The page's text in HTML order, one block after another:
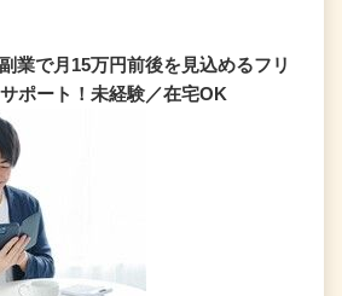
業で月15万円前後を見込めるフリ
ポート！未経験／在宅OK